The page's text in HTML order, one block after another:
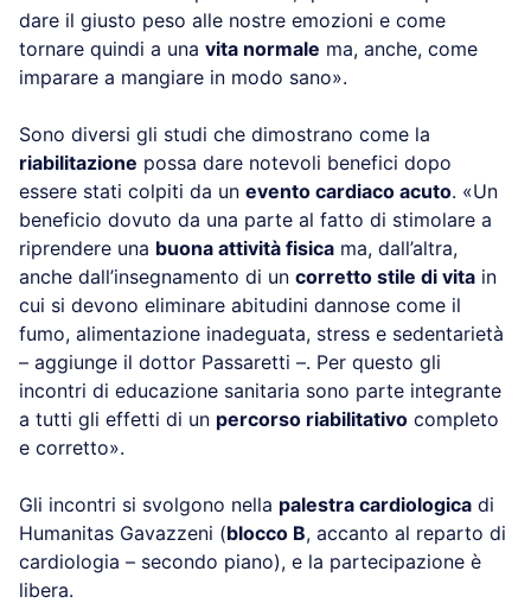
dare il giusto peso alle nostre emozioni e come
tornare quindi a una vita normale ma, anche, come
imparare a mangiare in modo sano».
Sono diversi gli studi che dimostrano come la
riabilitazione possa dare notevoli benefici dopo
essere stati colpiti da un evento cardiaco acuto. «Un
beneficio dovuto da una parte al fatto di stimolare a
riprendere una buona attività fisica ma, dall’altra,
anche dall’insegnamento di un corretto stile di vita in
cui si devono eliminare abitudini dannose come il
fumo, alimentazione inadeguata, stress e sedentarietà
– aggiunge il dottor Passaretti –. Per questo gli
incontri di educazione sanitaria sono parte integrante
a tutti gli effetti di un percorso riabilitativo completo
e corretto».
Gli incontri si svolgono nella palestra cardiologica di
Humanitas Gavazzeni (blocco B, accanto al reparto di
cardiologia – secondo piano), e la partecipazione è
libera.